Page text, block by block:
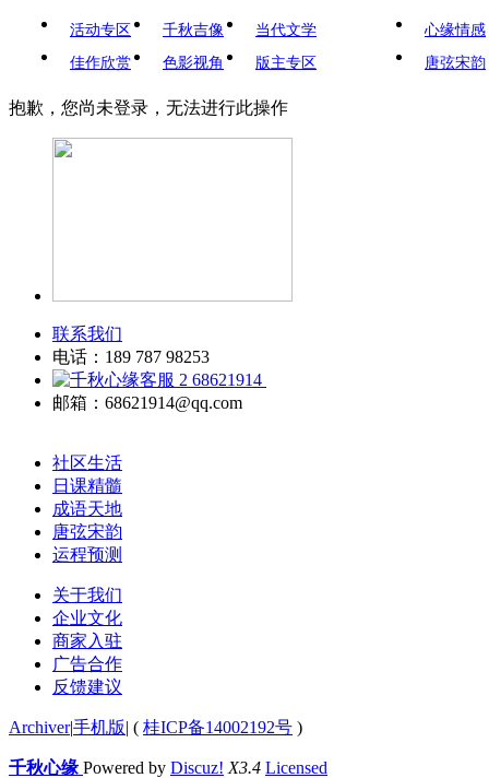
活动专区 千秋吉像
当代文学
佳作欣赏
色影视角 版主专区
心缘情感
唐弦宋韵
抱歉，您尚未登录，无法进行此操作
联系我们
电话：189 787 98253
68621914
邮箱：68621914@qq.com
社区生活
日课精髓
成语天地
唐弦宋韵
运程预测
关于我们
企业文化
商家入驻
广告合作
反馈建议
Archiver|手机版| ( 桂ICP备14002192号 )
千秋心缘 Powered by Discuz! X3.4 Licensed